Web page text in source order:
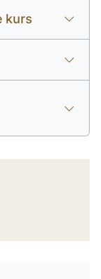
kurs